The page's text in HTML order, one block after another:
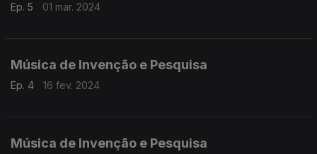
Ep. 5 01 mar. 2024
Música de Invenção e Pesquisa
Ep. 4 16 fev. 2024
Música de Invenção e Pesquisa